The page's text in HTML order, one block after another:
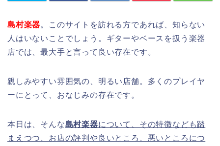
島村楽器。このサイトを訪れる方であれば、知らない
人はいないことでしょう。ギターやベースを扱う楽器
店では、最大手と言って良い存在です。
親しみやすい雰囲気の、明るい店舗。多くのプレイヤ
ーにとって、おなじみの存在です。
本日は、そんな島村楽器について、その特徴なども踏
まえつつ、お店の評判や良いところ、悪いところにつ